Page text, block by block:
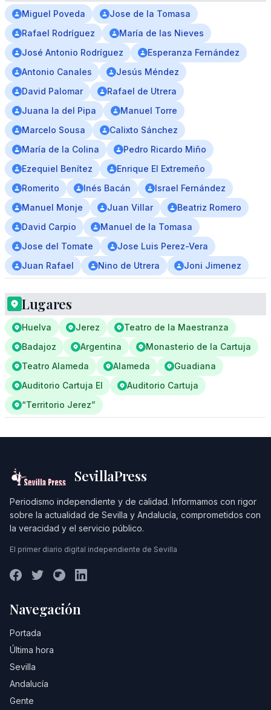
Miguel Poveda
Jose de la Tomasa
Rafael Rodríguez
María de las Nieves
José Antonio Rodríguez
Esperanza Fernández
Antonio Canales
Jesús Méndez
David Palomar
Rafael de Utrera
Juana la del Pipa
Manuel Torre
Marcelo Sousa
Calixto Sánchez
María de la Colina
Pedro Ricardo Miño
Ezequiel Benítez
Enrique El Extremeño
Romerito
Inés Bacán
Israel Fernández
Manuel Monje
Juan Villar
Beatriz Romero
David Carpio
Manuel de la Tomasa
Jose del Tomate
Jose Luis Perez-Vera
Juan Rafael
Nino de Utrera Joni Jimenez
Lugares
Huelva Jerez
Teatro de la Maestranza
Badajoz
Argentina
Monasterio de la Cartuja
Teatro Alameda
Alameda
Guadiana
Auditorio Cartuja El
Auditorio Cartuja
“Territorio Jerez”
SevillaPress
Periodismo independiente y de calidad. Informamos con rigor
sobre la actualidad de Sevilla y Andalucía, comprometidos con
la veracidad y el servicio público.
El primer diario digital independiente de Sevilla
Navegación
Portada
Última hora
Sevilla
Andalucía
Gente